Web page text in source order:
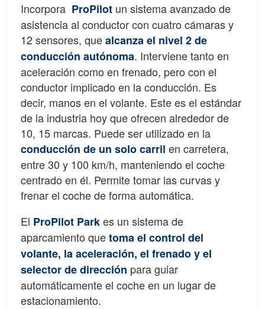
Incorpora ProPilot un sistema avanzado de
asistencia al conductor con cuatro cámaras y
12 sensores, quealcanza el nivel 2 de
conducción autónoma. Interviene tanto en
aceleración como en frenado, pero con el
conductor implicado en la conducción. Es
decir, manos en el volante. Este es el estándar
de la industria hoy que ofrecen alrededor de
10, 15 marcas. Puede ser utilizado en la
conducción de un solo carril en carretera,
entre 30 y 100 km/h, manteniendo el coche
centrado en él. Permite tomar las curvas y
frenar el coche de forma automática.
El ProPilot Parkes un sistema de
aparcamiento quetoma el control del
volante, la aceleración, el frenado y el
selector de dirección para guiar
automáticamente el coche en un lugar de
estacionamiento.